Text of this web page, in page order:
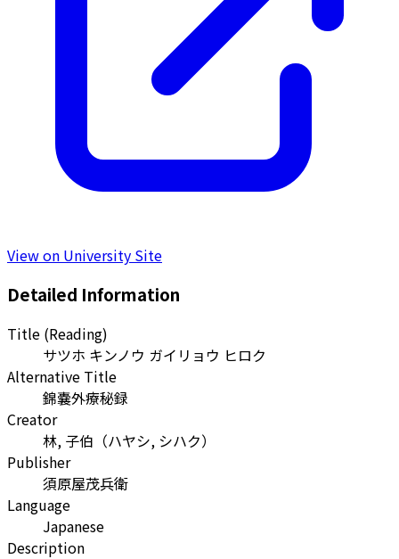
View on University Site
Detailed Information
Title (Reading)
サツホ キンノウ ガイリョウ ヒロク
Alternative Title
錦嚢外療秘録
Creator
林, 子伯 （ハヤシ, シハク）
Publisher
須原屋茂兵衛
Language
Japanese
Description